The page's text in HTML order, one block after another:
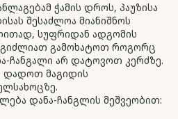
ჭამის დროს, პაუზისა
შესაძლოა მიანიშნოს
სუფრიდან ადგომის
გამოხატოთ როგორც
ჩანგალი არ დატოვოთ კერძზე.
დადოთ მაგიდის
დანა-ჩანგლის მეშვეობით: